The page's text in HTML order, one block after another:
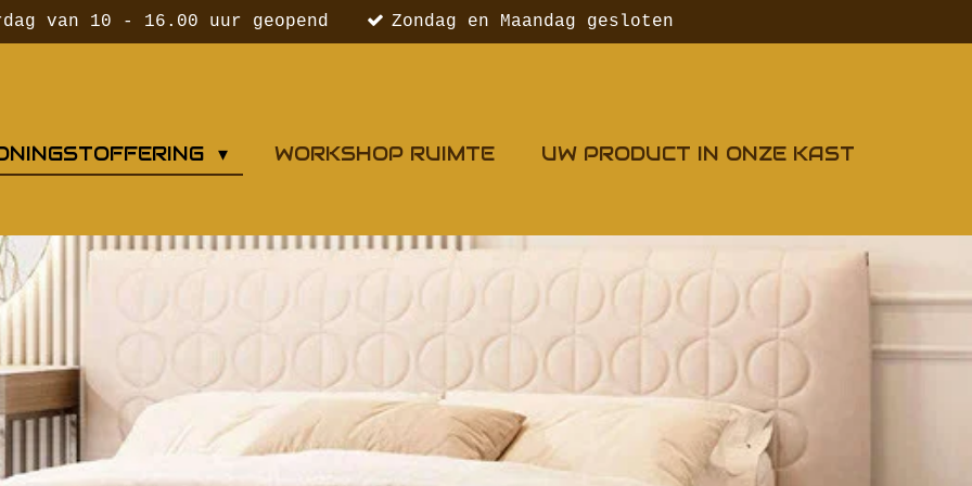
van 10 - 16.00 uur geopend Zondag en Maandag gesloten
WORKSHOP RUIMTE
UW PRODUCT IN ONZE KAST